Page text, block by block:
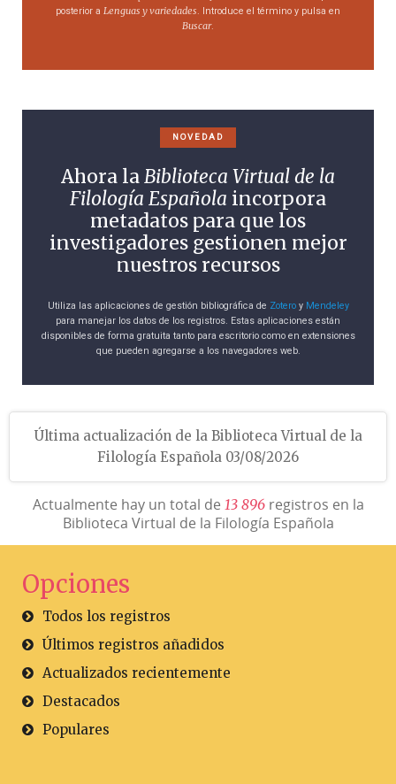
posterior a Lenguas y variedades . Introduce el término y pulsa en
Buscar.
NOVEDAD
Ahora laBiblioteca Virtual de la
Filología Española incorpora
metadatos para que los
investigadores gestionen mejor
nuestros recursos
Utiliza las aplicaciones de gestión bibliográfica de Zoteroy Mendeley
para manejar los datos de los registros. Estas aplicaciones están
disponibles de forma gratuita tanto para escritorio como en extensiones
que pueden agregarse a los navegadores web.
Última actualización de la Biblioteca Virtual de la
Filología Española 03/08/2026
Actualmente hay un total de 13 896registros en la
Biblioteca Virtual de la Filología Española
Opciones
Todos los registros
Últimos registros añadidos
Actualizados recientemente
Destacados
Populares